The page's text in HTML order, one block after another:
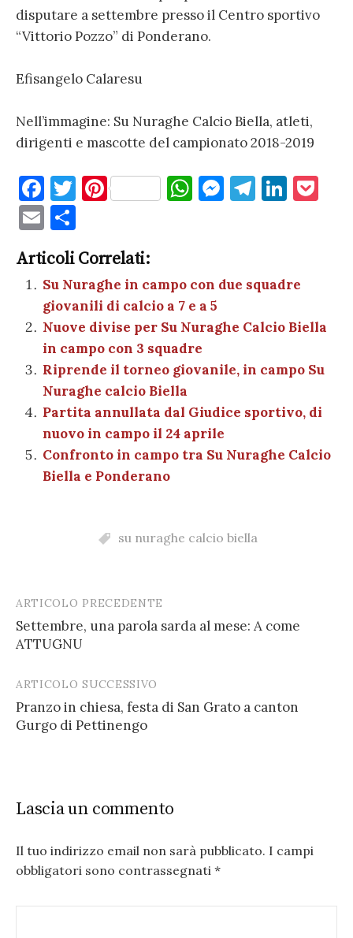
disputare a settembre presso il Centro sportivo
“Vittorio Pozzo” di Ponderano.
Efisangelo Calaresu
Nell’immagine: Su Nuraghe Calcio Biella, atleti,
dirigenti e mascotte del campionato 2018-2019
F
a
c
e
b
o
o
k
T
te
r
Pi
es
t
W
A
p
p
M
g
er
T
a
m
Li
dI
n
E
m
ai
l
n
di
vi
di
Articoli Correlati:
Su Nuraghe in campo con due squadre
giovanili di calcio a 7 e a 5
Nuove divise per Su Nuraghe Calcio Biella
in campo con 3 squadre
Riprende il torneo giovanile, in campo Su
Nuraghe calcio Biella
Partita annullata dal Giudice sportivo, di
nuovo in campo il 24 aprile
Confronto in campo tra Su Nuraghe Calcio
Biella e Ponderano
su nuraghe calcio biella
Post
navigation
ARTICOLO PRECEDENTE
Settembre, una parola sarda al mese: A come
ATTUGNU
ARTICOLO SUCCESSIVO
Pranzo in chiesa, festa di San Grato a canton
Gurgo di Pettinengo
Lascia un commento
Il tuo indirizzo email non sarà pubblicato. I campi
obbligatori sono contrassegnati *